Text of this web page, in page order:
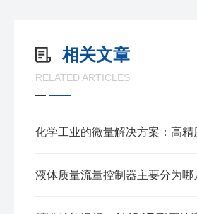
相关文章
RELATED ARTICLES